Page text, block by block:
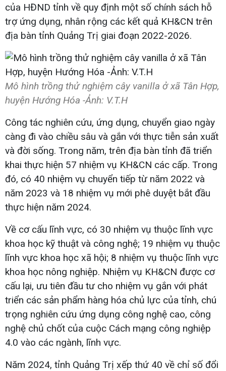
của HĐND tỉnh về quy định một số chính sách hỗ
trợ ứng dụng, nhân rộng các kết quả KH&CN trên
địa bàn tỉnh Quảng Trị giai đoạn 2022-2026.
Mô hình trồng thử nghiệm cây vanilla ở xã Tân Hợp,
huyện Hướng Hóa -Ảnh: V.T.H
Công tác nghiên cứu, ứng dụng, chuyển giao ngày
càng đi vào chiều sâu và gắn với thực tiễn sản xuất
và đời sống. Trong năm, trên địa bàn tỉnh đã triển
khai thực hiện 57 nhiệm vụ KH&CN các cấp. Trong
đó, có 40 nhiệm vụ chuyển tiếp từ năm 2022 và
năm 2023 và 18 nhiệm vụ mới phê duyệt bắt đầu
thực hiện năm 2024.
Về cơ cấu lĩnh vực, có 30 nhiệm vụ thuộc lĩnh vực
khoa học kỹ thuật và công nghệ; 19 nhiệm vụ thuộc
lĩnh vực khoa học xã hội; 8 nhiệm vụ thuộc lĩnh vực
khoa học nông nghiệp. Nhiệm vụ KH&CN được cơ
cấu lại, ưu tiên đầu tư cho nhiệm vụ gắn với phát
triển các sản phẩm hàng hóa chủ lực của tỉnh, chú
trọng nghiên cứu ứng dụng công nghệ cao, công
nghệ chủ chốt của cuộc Cách mạng công nghiệp
4.0 vào các ngành, lĩnh vực.
Năm 2024, tỉnh Quảng Trị xếp thứ 40 về chỉ số đổi